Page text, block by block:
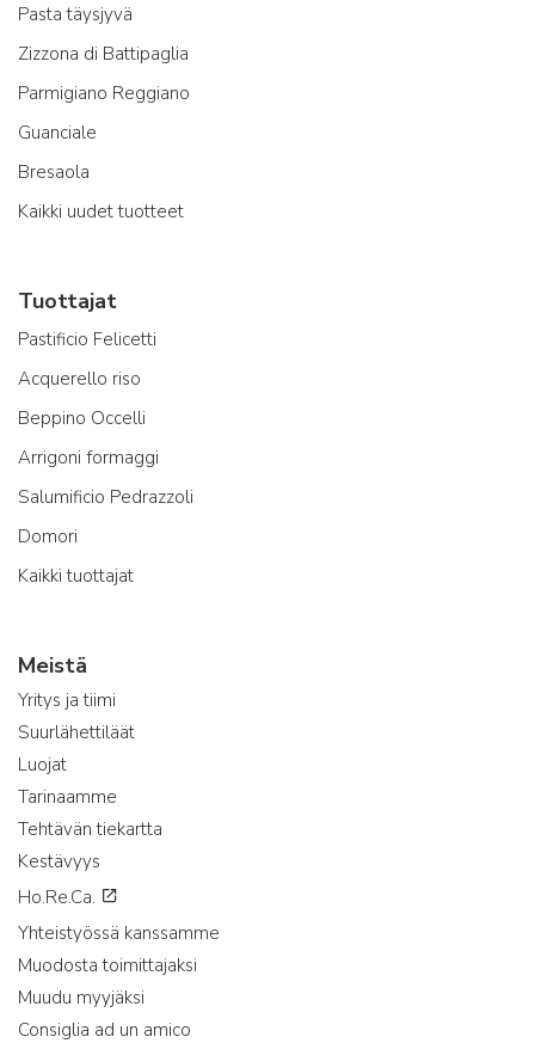
Pasta täysjyvä
Zizzona di Battipaglia
Parmigiano Reggiano
Guanciale
Bresaola
Kaikki uudet tuotteet
Tuottajat
Pastificio Felicetti
Acquerello riso
Beppino Occelli
Arrigoni formaggi
Salumificio Pedrazzoli
Domori
Kaikki tuottajat
Meistä
Yritys ja tiimi
Suurlähettiläät
Luojat
Tarinaamme
Tehtävän tiekartta
Kestävyys
Ho.Re.Ca.
Yhteistyössä kanssamme
Muodosta toimittajaksi
Muudu myyjäksi
Consiglia ad un amico